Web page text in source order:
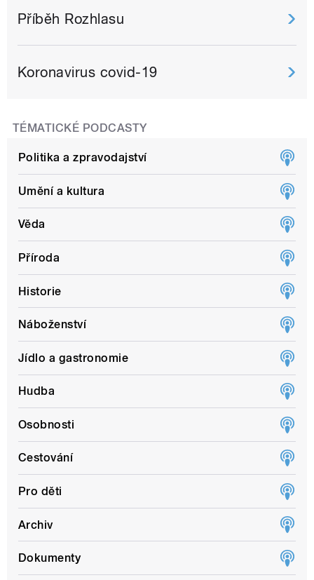
Příběh Rozhlasu
Koronavirus covid-19
TÉMATICKÉ PODCASTY
Politika a zpravodajství
Umění a kultura
Věda
Příroda
Historie
Náboženství
Jídlo a gastronomie
Hudba
Osobnosti
Cestování
Pro děti
Archiv
Dokumenty